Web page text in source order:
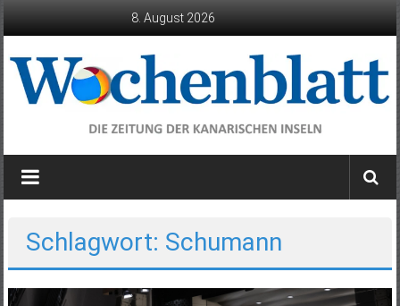
8. August 2026
Wochenblatt
die
Kanarischen
Inseln
Schlagwort: Schumann